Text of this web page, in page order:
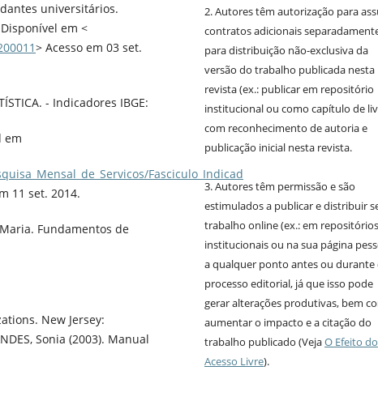
universitários.
em <
> Acesso em 03 set.
- Indicadores IBGE:
em
Fasciculo_Indicad
11 set. 2014.
Fundamentos de
New Jersey:
Sonia (2003). Manual
2. Autores têm autorização para
contratos adicionais
para distribuição não-exclusiva da
versão do trabalho publicada nesta
revista (ex.: publicar em repositório
institucional ou como capítulo de
com reconhecimento de autoria e
publicação inicial nesta revista.
3. Autores têm permissão e são
estimulados a publicar e distribuir
trabalho online (ex.: em repositórios
institucionais ou na sua página
a qualquer ponto antes ou durante
processo editorial, já que isso pode
gerar alterações produtivas, bem
aumentar o impacto e a citação do
trabalho publicado (VejaO Efeito do
Acesso Livre).